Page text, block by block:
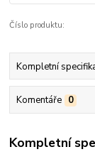
Číslo produktu:
Kompletní
Komentáře 0
Kompletní